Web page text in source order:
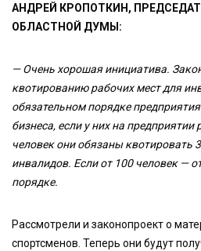
АНДРЕЙ КРОПОТКИН,
ОБЛАСТНОЙ ДУМЫ:
— Очень хорошая инициатива.
квотированию рабочих мест для
обязательном порядке
бизнеса, если у них на предприятии
человек они обязаны квотировать
инвалидов. Если от 100 человек —
порядке.
Рассмотрели и законопроект о
спортсменов. Теперь они будут